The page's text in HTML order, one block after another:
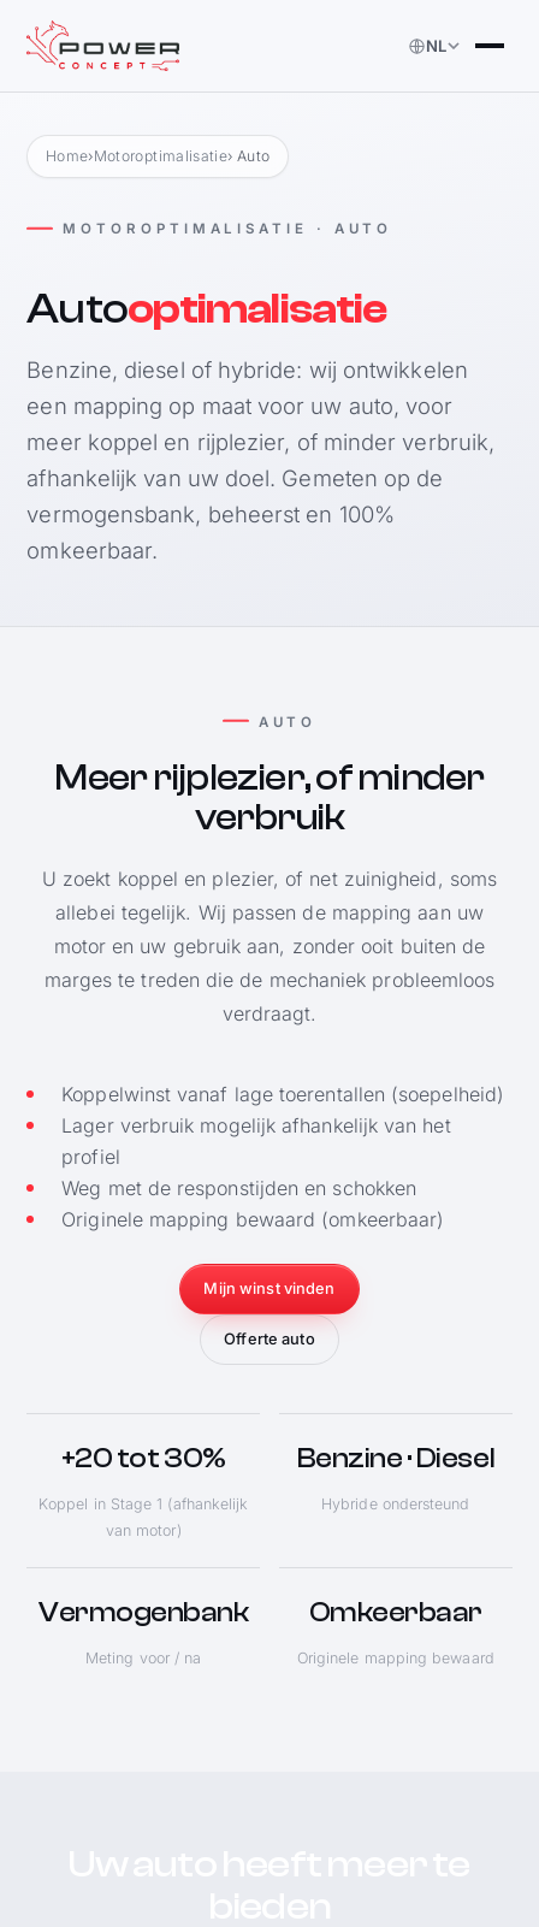
NL
Home›Motoroptimalisatie› Auto
MOTOROPTIMALISATIE · AUTO
Autooptimalisatie
Benzine, diesel of hybride: wij ontwikkelen
een mapping op maat voor uw auto, voor
meer koppel en rijplezier, of minder verbruik,
afhankelijk van uw doel. Gemeten op de
vermogensbank, beheerst en 100%
omkeerbaar.
AUTO
Meer rijplezier, of minder
verbruik
U zoekt koppel en plezier, of net zuinigheid, soms
allebei tegelijk. Wij passen de mapping aan uw
motor en uw gebruik aan, zonder ooit buiten de
marges te treden die de mechaniek probleemloos
verdraagt.
Koppelwinst vanaf lage toerentallen (soepelheid)
Lager verbruik mogelijk afhankelijk van het
profiel
Weg met de responstijden en schokken
Originele mapping bewaard (omkeerbaar)
Mijn winst vinden
Offerte auto
+20 tot 30%
Koppel in Stage 1 (afhankelijk
van motor)
Benzine · Diesel
Hybride ondersteund
Vermogenbank
Meting voor / na
Omkeerbaar
Originele mapping bewaard